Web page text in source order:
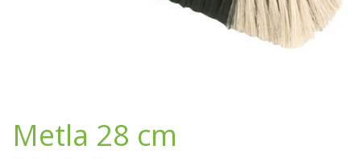
Metla 28 cm